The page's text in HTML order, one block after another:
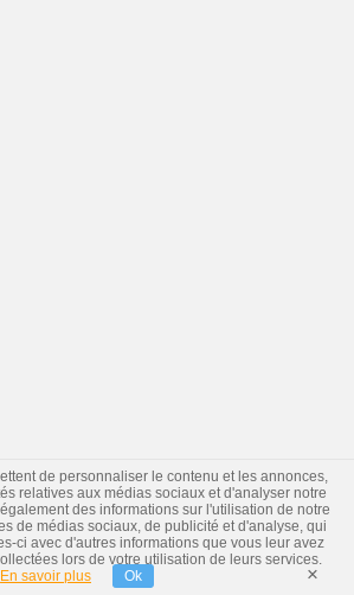
de personnaliser le contenu et les annonces,
relatives aux médias sociaux et d'analyser notre
des informations sur l'utilisation de notre
de médias sociaux, de publicité et d'analyse, qui
ci avec d'autres informations que vous leur avez
lors de votre utilisation de leurs services.
En savoir plus
Ok ×